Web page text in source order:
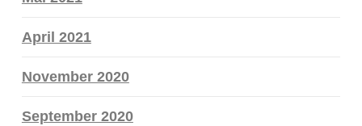
April 2021
November 2020
September 2020